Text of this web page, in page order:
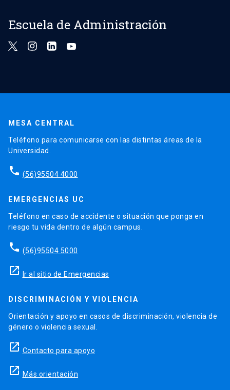
Escuela de Administración
MESA CENTRAL
Teléfono para comunicarse con las distintas áreas de la
Universidad.
phone (56)95504 4000
EMERGENCIAS UC
Teléfono en caso de accidente o situación que ponga en
riesgo tu vida dentro de algún campus.
phone (56)95504 5000
launch Ir al sitio de Emergencias
DISCRIMINACIÓN Y VIOLENCIA
Orientación y apoyo en casos de discriminación, violencia de
género o violencia sexual.
launch Contacto para apoyo
launch Más orientación